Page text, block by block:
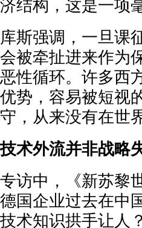
济结构，这是一项
库斯强调，一旦课
会被牵扯进来作为
恶性循环。许多西
优势，容易被短视
守，从来没有在世
技术外流并非战略
专访中，《新苏黎
德国企业过去在中
技术知识拱手让人